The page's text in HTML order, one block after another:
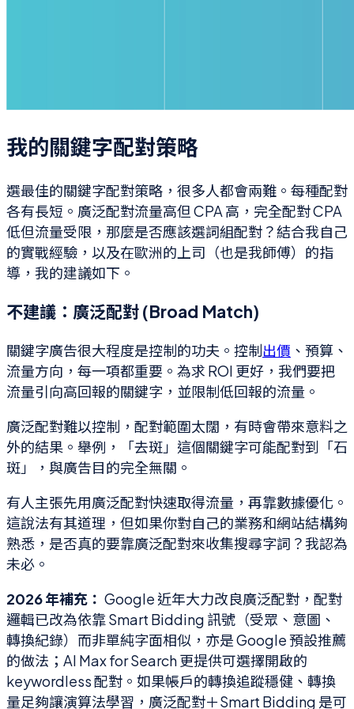
我的關鍵字配對策略
選最佳的關鍵字配對策略，很多人都會兩難。每種配對
各有長短。廣泛配對流量高但 CPA 高，完全配對 CPA
低但流量受限，那麼是否應該選詞組配對？結合我自己
的實戰經驗，以及在歐洲的上司（也是我師傅）的指
導，我的建議如下。
不建議：廣泛配對 (Broad Match)
關鍵字廣告很大程度是控制的功夫。控制出價 、預算、
流量方向，每一項都重要。為求 ROI 更好，我們要把
流量引向高回報的關鍵字，並限制低回報的流量。
廣泛配對難以控制，配對範圍太闊，有時會帶來意料之
外的結果。舉例，「去斑」這個關鍵字可能配對到「石
斑」，與廣告目的完全無關。
有人主張先用廣泛配對快速取得流量，再靠數據優化。
這說法有其道理，但如果你對自己的業務和網站結構夠
熟悉，是否真的要靠廣泛配對來收集搜尋字詞？我認為
未必。
2026 年補充： Google 近年大力改良廣泛配對，配對
邏輯已改為依靠 Smart Bidding 訊號（受眾、意圖、
轉換紀錄）而非單純字面相似，亦是 Google 預設推薦
的做法；AI Max for Search 更提供可選擇開啟的
keywordless 配對。如果帳戶的轉換追蹤穩健、轉換
量足夠讓演算法學習，廣泛配對＋Smart Bidding 是可